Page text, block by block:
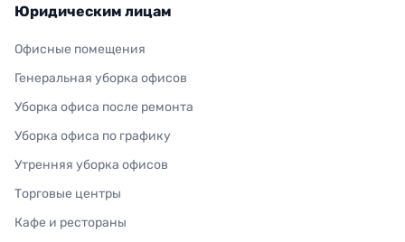
Юридическим лицам
Офисные помещения
Генеральная уборка офисов
Уборка офиса после ремонта
Уборка офиса по графику
Утренняя уборка офисов
Торговые центры
Кафе и рестораны